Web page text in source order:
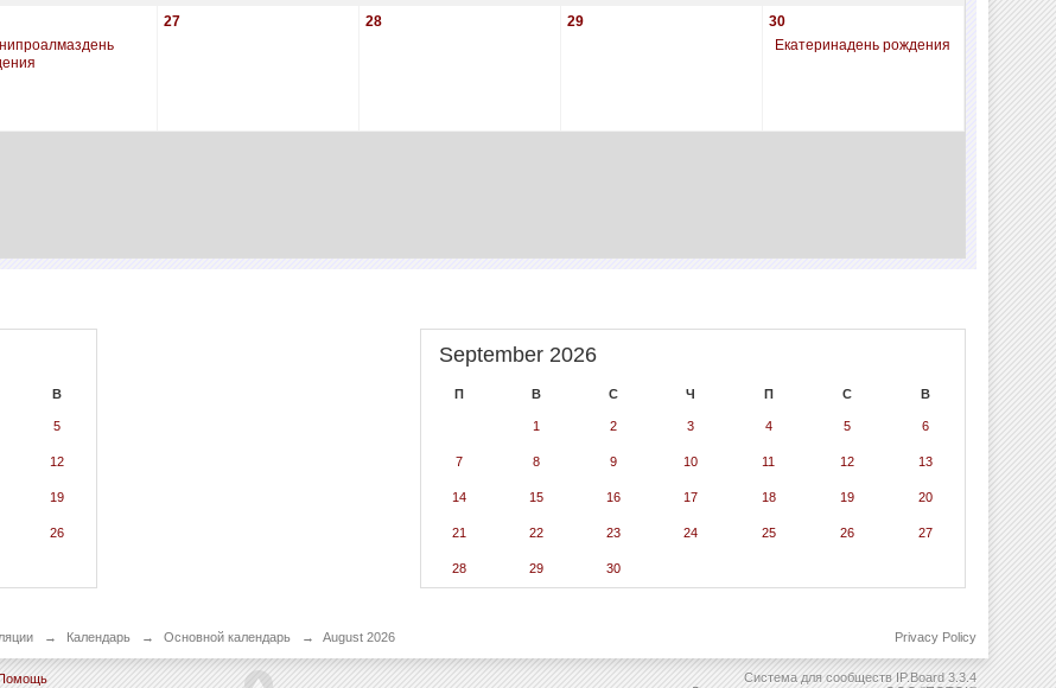
27 28 29
30
Екатеринадень рождения
В
5
12
19
26
September 2026
П В С Ч П С В
1 2 3 4 5 6
7 8 9 10 11 12 13
14 15 16 17 18 19 20
21 22 23 24 25 26 27
28 29 30
→ Календарь → Основной календарь → August 2026 Privacy Policy
Система для сообществ IP.Board 3.3.4